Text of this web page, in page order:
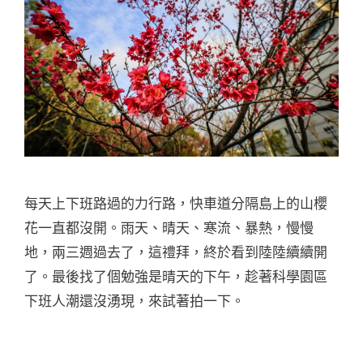
每天上下班路過的力行路，快車道分隔島上的山櫻
花一直都沒開。雨天、晴天、寒流、暴熱，慢慢
地，兩三週過去了，這禮拜，終於看到陸陸續續開
了。最後找了個勉強是晴天的下午，趁著科學園區
下班人潮還沒湧現，來試著拍一下。